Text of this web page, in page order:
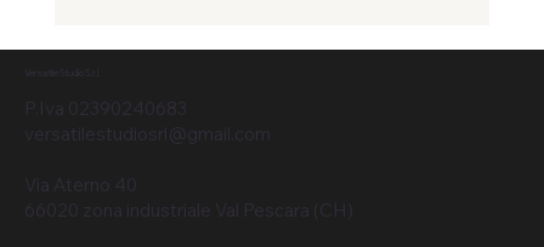
Oltre l’illusione della visibilità: perché il
Versatile Studio S.r.l.
P.Iva 02390240683
versatilestudiosrl@gmail.com
Via Aterno 40
66020 zona industriale Val Pescara (CH)